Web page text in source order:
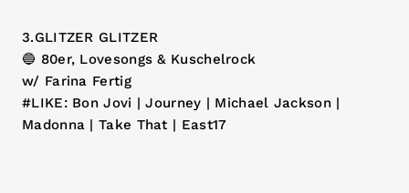
3.GLITZER GLITZER
🔵 80er, Lovesongs & Kuschelrock
w/ Farina Fertig
#LIKE: Bon Jovi | Journey | Michael Jackson |
Madonna | Take That | East17